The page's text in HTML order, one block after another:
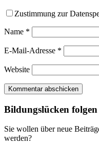
Zustimmung zur
Name *
E-Mail-Adresse *
Website
Bildungslücken folgen
Sie wollen über neue
werden?